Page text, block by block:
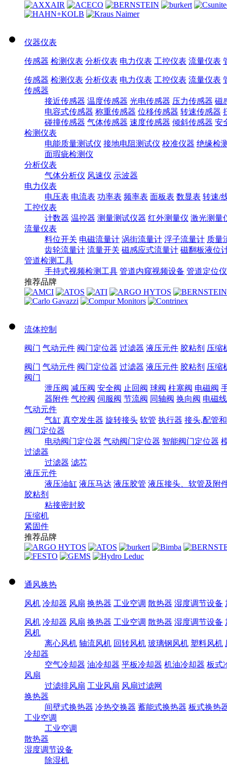
仪器仪表
传感器 检测仪表 分析仪表 电力仪表 工控仪表 流量仪表
传感器 检测仪表 分析仪表 电力仪表 工控仪表 流量仪表
传感器
接近传感器 温度传感器 光电传感器 压力传感器 磁
电容式传感器 称重传感器 位移传感器 转速传感器
碰撞传感器 气体传感器 速度传感器 倾斜传感器 安
检测仪表
电能质量测试仪 接地电阻测试仪 校准仪器 绝缘检
面瑕疵检测仪
分析仪表
气体分析仪 风速仪 示波器
电力仪表
电压表 电流表 功率表 频率表 面板表 数显表 转速/
工控仪表
计数器 温控器 测量测试仪器 红外测量仪 激光测量
流量仪表
料位开关 电磁流量计 涡街流量计 浮子流量计 质量
齿轮流量计 流量开关 磁感应式流量计 磁翻板液位
管道检测工具
手持式视频检测工具 管道内窥视频设备 管道定位仪
推荐品牌
流体控制
阀门 气动元件 阀门定位器 过滤器 液压元件 胶粘剂 压缩
阀门 气动元件 阀门定位器 过滤器 液压元件 胶粘剂 压缩
阀门
泄压阀 减压阀 安全阀 止回阀 球阀 柱塞阀 电磁阀
器附件 气控阀 伺服阀 节流阀 同轴阀 换向阀 电磁
气动元件
气缸 真空发生器 旋转接头 软管 执行器 接头,配管
阀门定位器
电动阀门定位器 气动阀门定位器 智能阀门定位器
过滤器
过滤器 滤芯
液压元件
液压油缸 液压马达 液压胶管 液压接头、软管及附
胶粘剂
粘接密封胶
压缩机
紧固件
推荐品牌
通风换热
风机 冷却器 风扇 换热器 工业空调 散热器 湿度调节设备
风机 冷却器 风扇 换热器 工业空调 散热器 湿度调节设备
风机
离心风机 轴流风机 回转风机 玻璃钢风机 塑料风机
冷却器
空气冷却器 油冷却器 平板冷却器 机油冷却器 板式
风扇
过滤排风扇 工业风扇 风扇过滤网
换热器
间壁式换热器 冷热交换器 蓄能式换热器 板式换热
工业空调
工业空调
散热器
湿度调节设备
除湿机